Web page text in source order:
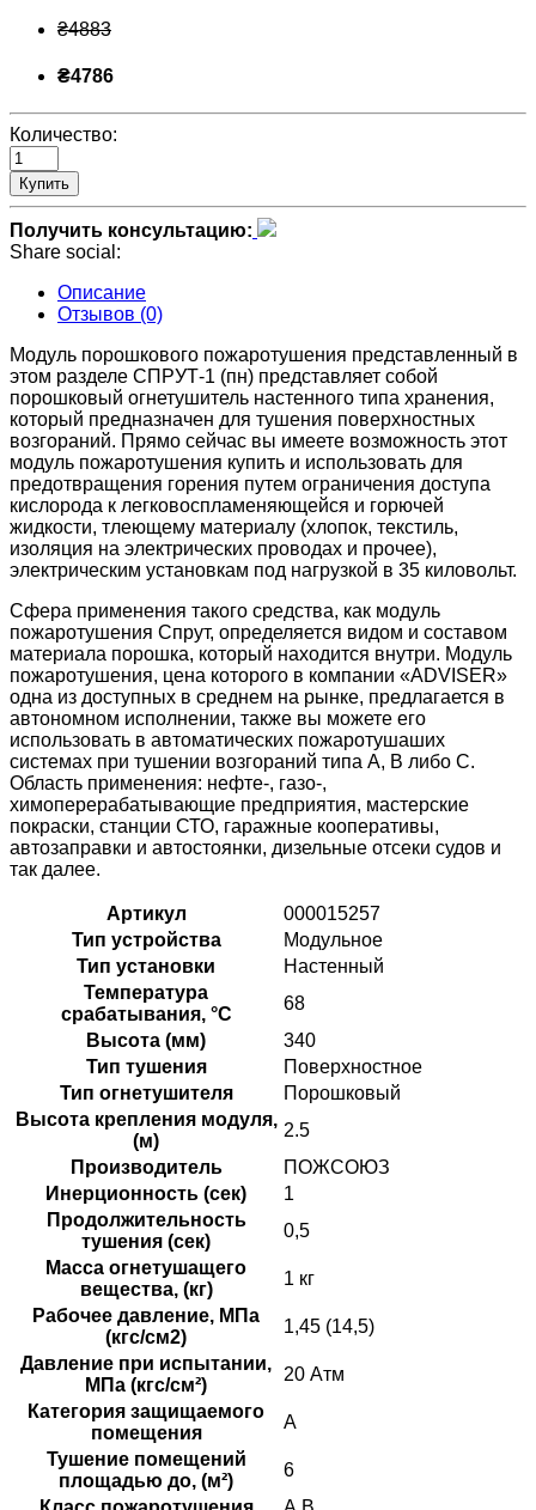
₴4883
₴4786
Количество:
Купить
Получить консультацию:
Share social:
Описание
Отзывов (0)
Модуль порошкового пожаротушения представленный в
этом разделе СПРУТ-1 (пн) представляет собой
порошковый огнетушитель настенного типа хранения,
который предназначен для тушения поверхностных
возгораний. Прямо сейчас вы имеете возможность этот
модуль пожаротушения купить и использовать для
предотвращения горения путем ограничения доступа
кислорода к легковоспламеняющейся и горючей
жидкости, тлеющему материалу (хлопок, текстиль,
изоляция на электрических проводах и прочее),
электрическим установкам под нагрузкой в 35 киловольт.
Сфера применения такого средства, как модуль
пожаротушения Спрут, определяется видом и составом
материала порошка, который находится внутри. Модуль
пожаротушения, цена которого в компании «ADVISER»
одна из доступных в среднем на рынке, предлагается в
автономном исполнении, также вы можете его
использовать в автоматических пожаротушаших
системах при тушении возгораний типа A, B либо C.
Область применения: нефте-, газо-,
химоперерабатывающие предприятия, мастерские
покраски, станции СТО, гаражные кооперативы,
автозаправки и автостоянки, дизельные отсеки судов и
так далее.
Артикул
000015257
Тип устройства
Модульное
Тип установки
Настенный
Температура
срабатывания, °C
68
Высота (мм)
340
Тип тушения
Поверхностное
Тип огнетушителя
Порошковый
Высота крепления модуля,
(м)
2.5
Производитель
ПОЖСОЮЗ
Инерционность (сек)
1
Продолжительность
тушения (сек)
0,5
Масса огнетушащего
вещества, (кг)
1 кг
Рабочее давление, МПа
(кгс/см2)
1,45 (14,5)
Давление при испытании,
МПа (кгс/см²)
20 Атм
Категория защищаемого
помещения
А
Тушение помещений
площадью до, (м²)
6